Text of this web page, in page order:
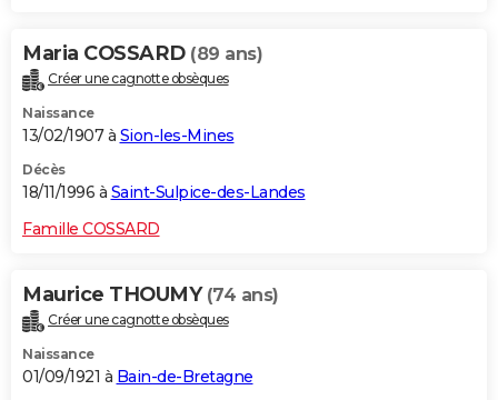
Maria COSSARD (89 ans)
Créer une cagnotte obsèques
Naissance
13/02/1907 à Sion-les-Mines
Décès
18/11/1996 à Saint-Sulpice-des-Landes
Famille COSSARD
Maurice THOUMY (74 ans)
Créer une cagnotte obsèques
Naissance
01/09/1921 à Bain-de-Bretagne